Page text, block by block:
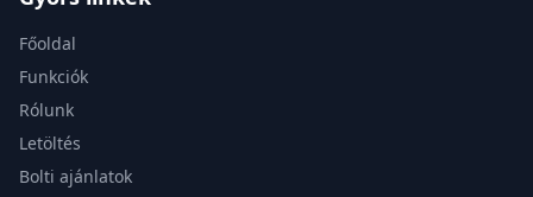
Főoldal
Funkciók
Rólunk
Letöltés
Bolti ajánlatok